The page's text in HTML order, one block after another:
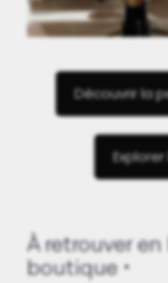
Découvrir la
À retrouver
boutique